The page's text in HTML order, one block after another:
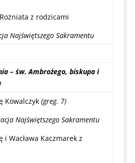
z rodzicami
Najświętszego Sakramentu
– św. Ambrożego, biskupa i
Kowalczyk (greg. 7)
Najświętszego Sakramentu
i Wacława Kaczmarek z